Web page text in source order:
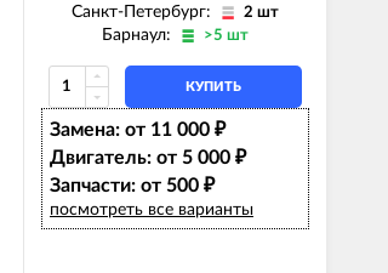
Санкт-Петербург: 2 шт
Барнаул: >5 шт
КУПИТЬ
Замена: от 11 000 ₽
Двигатель: от 5 000 ₽
Запчасти: от 500 ₽
посмотреть все варианты